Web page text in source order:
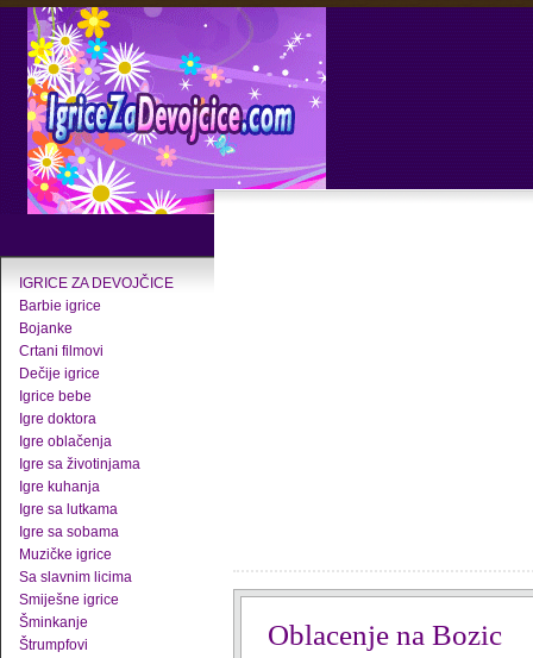
IGRICE ZA DEVOJČICE
Barbie igrice
Bojanke
Crtani filmovi
Dečije igrice
Igrice bebe
Igre doktora
Igre oblačenja
Igre sa životinjama
Igre kuhanja
Igre sa lutkama
Igre sa sobama
Muzičke igrice
Sa slavnim licima
Smiješne igrice
Šminkanje
Štrumpfovi
Oblacenje na Bozic